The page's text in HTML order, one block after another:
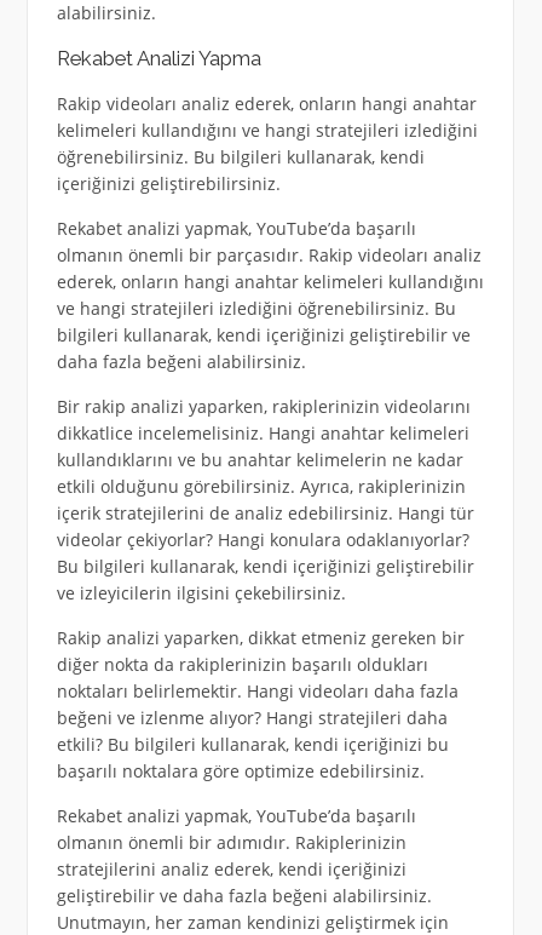
alabilirsiniz.
Rekabet Analizi Yapma
Rakip videoları analiz ederek, onların hangi anahtar
kelimeleri kullandığını ve hangi stratejileri izlediğini
öğrenebilirsiniz. Bu bilgileri kullanarak, kendi
içeriğinizi geliştirebilirsiniz.
Rekabet analizi yapmak, YouTube’da başarılı
olmanın önemli bir parçasıdır. Rakip videoları analiz
ederek, onların hangi anahtar kelimeleri kullandığını
ve hangi stratejileri izlediğini öğrenebilirsiniz. Bu
bilgileri kullanarak, kendi içeriğinizi geliştirebilir ve
daha fazla beğeni alabilirsiniz.
Bir rakip analizi yaparken, rakiplerinizin videolarını
dikkatlice incelemelisiniz. Hangi anahtar kelimeleri
kullandıklarını ve bu anahtar kelimelerin ne kadar
etkili olduğunu görebilirsiniz. Ayrıca, rakiplerinizin
içerik stratejilerini de analiz edebilirsiniz. Hangi tür
videolar çekiyorlar? Hangi konulara odaklanıyorlar?
Bu bilgileri kullanarak, kendi içeriğinizi geliştirebilir
ve izleyicilerin ilgisini çekebilirsiniz.
Rakip analizi yaparken, dikkat etmeniz gereken bir
diğer nokta da rakiplerinizin başarılı oldukları
noktaları belirlemektir. Hangi videoları daha fazla
beğeni ve izlenme alıyor? Hangi stratejileri daha
etkili? Bu bilgileri kullanarak, kendi içeriğinizi bu
başarılı noktalara göre optimize edebilirsiniz.
Rekabet analizi yapmak, YouTube’da başarılı
olmanın önemli bir adımıdır. Rakiplerinizin
stratejilerini analiz ederek, kendi içeriğinizi
geliştirebilir ve daha fazla beğeni alabilirsiniz.
Unutmayın, her zaman kendinizi geliştirmek için